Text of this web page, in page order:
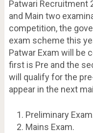
Patwari Recruitment
and Main two
competition, the
exam scheme this
Patwar Exam will be
first is Pre and the
will qualify for the
appear in the next
Preliminary
Mains Exam.